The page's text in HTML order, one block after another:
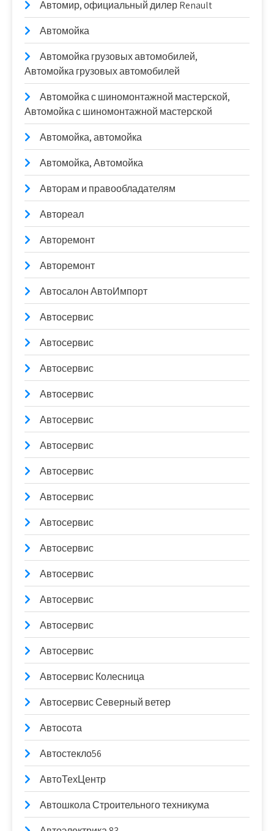
Автомир, официальный дилер Renault
Автомойка
Автомойка грузовых автомобилей,
Автомойка грузовых автомобилей
Автомойка с шиномонтажной мастерской,
Автомойка с шиномонтажной мастерской
Автомойка, автомойка
Автомойка, Автомойка
Авторам и правообладателям
Автореал
Авторемонт
Авторемонт
Автосалон АвтоИмпорт
Автосервис
Автосервис
Автосервис
Автосервис
Автосервис
Автосервис
Автосервис
Автосервис
Автосервис
Автосервис
Автосервис
Автосервис
Автосервис
Автосервис
Автосервис Колесница
Автосервис Северный ветер
Автосота
Автостекло56
АвтоТехЦентр
Автошкола Строительного техникума